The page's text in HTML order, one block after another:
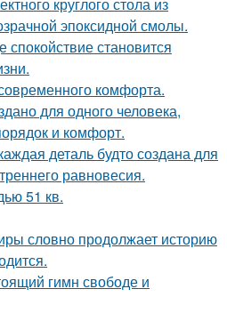
эпоксидной смолы.
спокойствие становится
комфорта.
для одного человека,
и комфорт.
деталь будто создана для
равновесия.
51 кв.
словно продолжает историю
гимн свободе и